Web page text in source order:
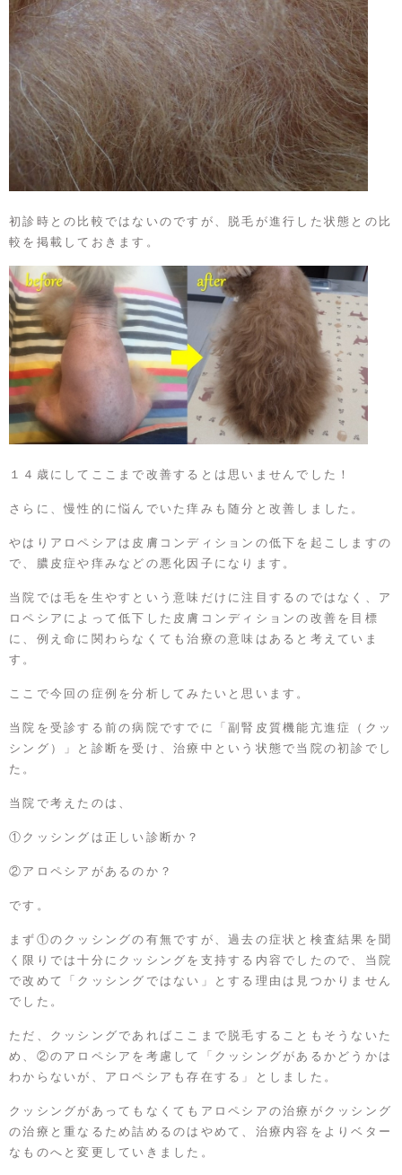
初診時との比較ではないのですが、脱毛が進行した状態との比
較を掲載しておきます。
１４歳にしてここまで改善するとは思いませんでした！
さらに、慢性的に悩んでいた痒みも随分と改善しました。
やはりアロペシアは皮膚コンディションの低下を起こしますの
で、膿皮症や痒みなどの悪化因子になります。
当院では毛を生やすという意味だけに注目するのではなく、ア
ロペシアによって低下した皮膚コンディションの改善を目標
に、例え命に関わらなくても治療の意味はあると考えていま
す。
ここで今回の症例を分析してみたいと思います。
当院を受診する前の病院ですでに「副腎皮質機能亢進症（クッ
シング）」と診断を受け、治療中という状態で当院の初診でし
た。
当院で考えたのは、
①クッシングは正しい診断か？
②アロペシアがあるのか？
です。
まず①のクッシングの有無ですが、過去の症状と検査結果を聞
く限りでは十分にクッシングを支持する内容でしたので、当院
で改めて「クッシングではない」とする理由は見つかりません
でした。
ただ、クッシングであればここまで脱毛することもそうないた
め、②のアロペシアを考慮して「クッシングがあるかどうかは
わからないが、アロペシアも存在する」としました。
クッシングがあってもなくてもアロペシアの治療がクッシング
の治療と重なるため詰めるのはやめて、治療内容をよりベター
なものへと変更していきました。